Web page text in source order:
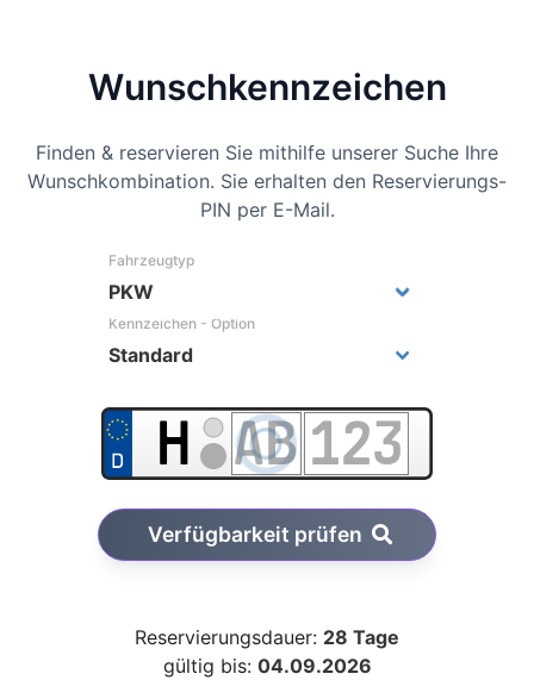
Wunsch­kennzeichen
Finden & reservieren Sie mithilfe unserer Suche Ihre
Wunschkombination. Sie erhalten den Reservierungs-
PIN per E-Mail.
Fahrzeugtyp
Kennzeichen - Option
Verfügbarkeit prüfen
Reservierungsdauer: 28 Tage
gültig bis: 04.09.2026